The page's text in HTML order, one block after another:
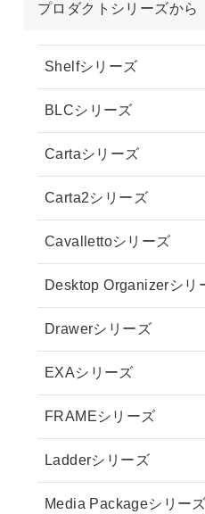
プロダクトシリーズから
Shelfシリーズ
BLCシリーズ
Cartaシリーズ
Carta2シリーズ
Cavallettoシリーズ
Desktop Organizerシリ
Drawerシリーズ
EXAシリーズ
FRAMEシリーズ
Ladderシリーズ
Media Packageシリーズ